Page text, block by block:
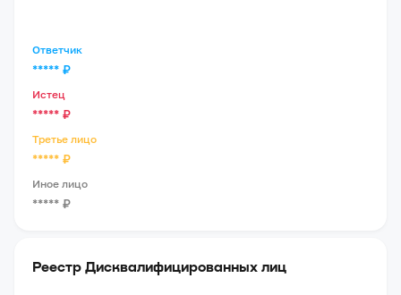
Ответчик
***** ₽
Истец
***** ₽
Третье лицо
***** ₽
Иное лицо
***** ₽
Реестр Дисквалифицированных лиц